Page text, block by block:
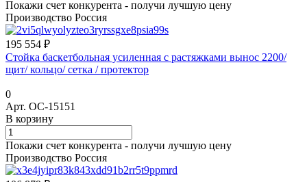
Покажи счет конкурента - получи лучшую цену
Производство Россия
195 554 ₽
Стойка баскетбольная усиленная с растяжками вынос 2200/
щит/ кольцо/ сетка / протектор
0
Арт. ОС-15151
В корзину
Покажи счет конкурента - получи лучшую цену
Производство Россия